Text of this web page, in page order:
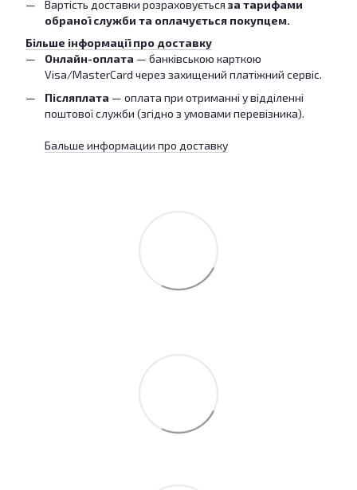
Вартість доставки розраховується за тарифами
обраної служби та оплачується покупцем.
Більше інформації про доставку
Онлайн-оплата — банківською карткою
Visa/MasterCard через захищений платіжний сервіс.
Післяплата — оплата при отриманні у відділенні
поштової служби (згідно з умовами перевізника).
Бальше информации про доставку